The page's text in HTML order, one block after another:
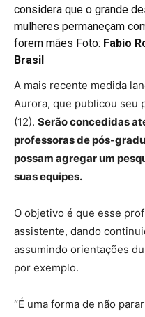
considera que o grande
mulheres permaneçam
forem mães Foto: Fabio
Brasil
A mais recente medida
Aurora, que publicou seu
(12). Serão concedidas
professoras de pós-
possam agregar um
suas equipes.
O objetivo é que esse
assistente, dando
assumindo orientações
por exemplo.
“É uma forma de não